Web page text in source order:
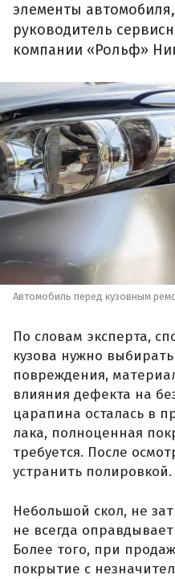
элементы
руководитель
компании «Рольф»
Автомобиль перед кузовным
По словам эксперта,
кузова нужно
повреждения,
влияния дефекта на
царапина осталась в
лака, полноценная
требуется. После
устранить полировкой.
Небольшой скол, не
не всегда
Более того, при
покрытие с